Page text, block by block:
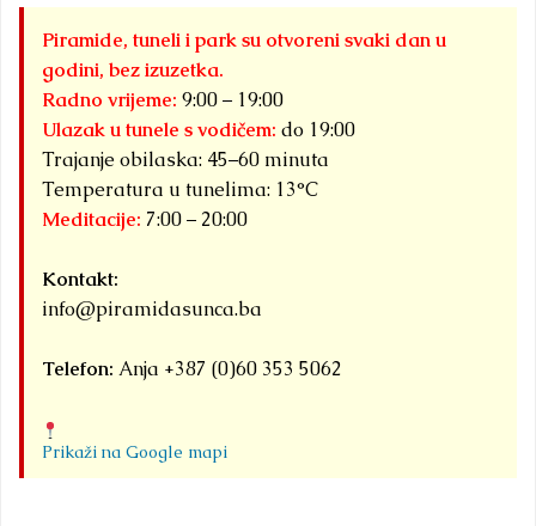
Piramide, tuneli i park su otvoreni svaki dan u
godini, bez izuzetka.
Radno vrijeme: 9:00 – 19:00
Ulazak u tunele s vodičem: do 19:00
Trajanje obilaska: 45–60 minuta
Temperatura u tunelima: 13°C
Meditacije: 7:00 – 20:00
Kontakt:
info@piramidasunca.ba
Telefon: Anja +387 (0)60 353 5062
Prikaži na Google mapi